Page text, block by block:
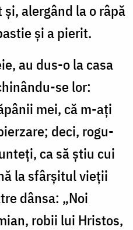
alergând la o râpă
și a pierit.
au dus-o la casa
se lor:
mei, că m-ați
deci, rogu-
ca să știu cui
la sfârșitul vieții
dânsa: „Noi
robii lui Hristos,